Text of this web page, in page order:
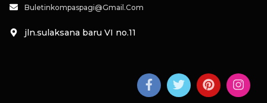
Buletinkompaspagi@gmail.com
jln.sulaksana baru VI no.11